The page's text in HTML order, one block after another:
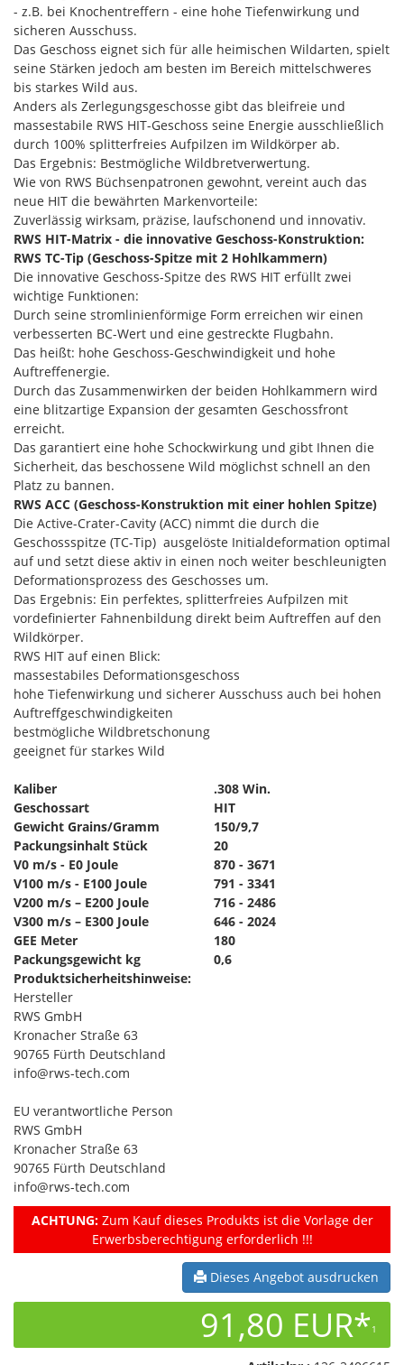
- z.B. bei Knochentreffern - eine hohe Tiefenwirkung und
sicheren Ausschuss.
Das Geschoss eignet sich für alle heimischen Wildarten, spielt
seine Stärken jedoch am besten im Bereich mittelschweres
bis starkes Wild aus.
Anders als Zerlegungsgeschosse gibt das bleifreie und
massestabile RWS HIT-Geschoss seine Energie ausschließlich
durch 100% splitterfreies Aufpilzen im Wildkörper ab.
Das Ergebnis: Bestmögliche Wildbretverwertung.
Wie von RWS Büchsenpatronen gewohnt, vereint auch das
neue HIT die bewährten Markenvorteile:
Zuverlässig wirksam, präzise, laufschonend und innovativ.
RWS HIT-Matrix - die innovative Geschoss-Konstruktion:
RWS TC-Tip (Geschoss-Spitze mit 2 Hohlkammern)
Die innovative Geschoss-Spitze des RWS HIT erfüllt zwei
wichtige Funktionen:
Durch seine stromlinienförmige Form erreichen wir einen
verbesserten BC-Wert und eine gestreckte Flugbahn.
Das heißt: hohe Geschoss-Geschwindigkeit und hohe
Auftreffenergie.
Durch das Zusammenwirken der beiden Hohlkammern wird
eine blitzartige Expansion der gesamten Geschossfront
erreicht.
Das garantiert eine hohe Schockwirkung und gibt Ihnen die
Sicherheit, das beschossene Wild möglichst schnell an den
Platz zu bannen.
RWS ACC (Geschoss-Konstruktion mit einer hohlen Spitze)
Die Active-Crater-Cavity (ACC) nimmt die durch die
Geschossspitze (TC-Tip) ausgelöste Initialdeformation optimal
auf und setzt diese aktiv in einen noch weiter beschleunigten
Deformationsprozess des Geschosses um.
Das Ergebnis: Ein perfektes, splitterfreies Aufpilzen mit
vordefinierter Fahnenbildung direkt beim Auftreffen auf den
Wildkörper.
RWS HIT auf einen Blick:
massestabiles Deformationsgeschoss
hohe Tiefenwirkung und sicherer Ausschuss auch bei hohen
Auftreffgeschwindigkeiten
bestmögliche Wildbretschonung
geeignet für starkes Wild
Kaliber
.308 Win.
Geschossart
HIT
Gewicht Grains/Gramm
150/9,7
Packungsinhalt Stück
20
V0 m/s - E0 Joule
870 - 3671
V100 m/s - E100 Joule
791 - 3341
V200 m/s – E200 Joule
716 - 2486
V300 m/s – E300 Joule
646 - 2024
GEE Meter
180
Packungsgewicht kg
0,6
Produktsicherheitshinweise:
Hersteller
RWS GmbH
Kronacher Straße 63
90765 Fürth Deutschland
info@rws-tech.com
EU verantwortliche Person
RWS GmbH
Kronacher Straße 63
90765 Fürth Deutschland
info@rws-tech.com
ACHTUNG:Zum Kauf dieses Produkts ist die Vorlage der
Erwerbsberechtigung erforderlich !!!
Dieses Angebot ausdrucken
91,80 EUR*1